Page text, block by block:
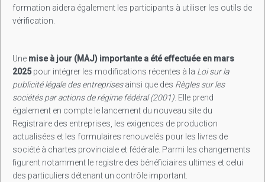
formation aidera également les participants à utiliser les outils de
vérification.
Une mise à jour (MAJ) importante a été effectuée en mars
2025pour intégrer les modifications récentes à la Loi sur la
publicité légale des entreprisesainsi que des Règles sur les
sociétés par actions de régime fédéral (2001) . Elle prend
également en compte le lancement du nouveau site du
Registraire des entreprises, les exigences de production
actualisées et les formulaires renouvelés pour les livres de
société à chartes provinciale et fédérale. Parmi les changements
figurent notamment le registre des bénéficiaires ultimes et celui
des particuliers détenant un contrôle important.